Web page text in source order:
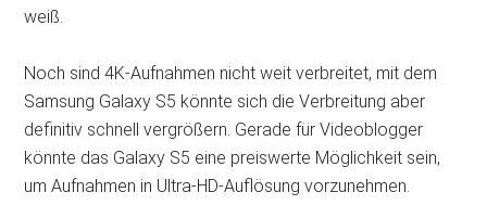
weiß.
Noch sind 4K-Aufnahmen nicht weit verbreitet, mit dem
Samsung Galaxy S5 könnte sich die Verbreitung aber
definitiv schnell vergrößern. Gerade für Videoblogger
könnte das Galaxy S5 eine preiswerte Möglichkeit sein,
um Aufnahmen in Ultra-HD-Auflösung vorzunehmen.